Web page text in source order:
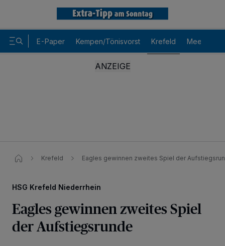
E-Paper Kempen/Tönisvorst Krefeld Meerbusch
Krefeld Eagles gewinnen zweites Spiel der
HSG Krefeld Niederrhein
Eagles gewinnen zweites Spiel
der Aufstiegsrunde